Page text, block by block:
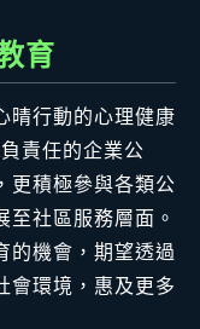
育
晴行動的心理健康
責任的企業公
更積極參與各類公
至社區服務層面。
的機會，期望透過
會環境，惠及更多